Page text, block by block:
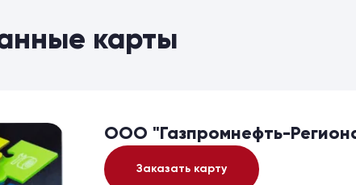
карты
ООО "Газпромнефть-
Заказать карту